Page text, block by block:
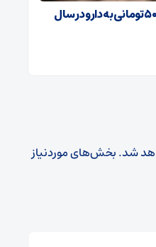
تداوم تخصیص ارز ۲۸ هزار و ۵۰۰ تومانی به دارو در سال
شد.بخش‌های موردنیاز